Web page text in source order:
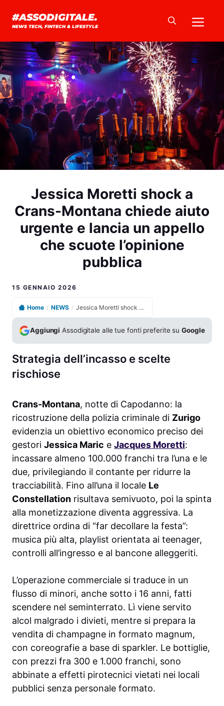
#ASSODIGITALE.
NEWS TECH, FINTECH & LIFESTYLE
Jessica Moretti shock a
Crans-Montana chiede aiuto
urgente e lancia un appello
che scuote l’opinione
pubblica
15 GENNAIO 2026
Home / NEWS / Jessica Moretti shock a Crans-Montana chiede aiuto urgente e lancia un appello che scuote l’opinione pubblica
Aggiungi Assodigitale alle tue fonti preferite suGoogle
Strategia dell’incasso e scelte
rischiose
Crans-Montana, notte di Capodanno: la
ricostruzione della polizia criminale di Zurigo
evidenzia un obiettivo economico preciso dei
gestori Jessica Maric e Jacques Moretti:
incassare almeno 100.000 franchi tra l’una e le
due, privilegiando il contante per ridurre la
tracciabilità. Fino all’una il locale Le
Constellation risultava semivuoto, poi la spinta
alla monetizzazione diventa aggressiva. La
direttrice ordina di “far decollare la festa”:
musica più alta, playlist orientata ai teenager,
controlli all’ingresso e al bancone alleggeriti.
L’operazione commerciale si traduce in un
flusso di minori, anche sotto i 16 anni, fatti
scendere nel seminterrato. Lì viene servito
alcol malgrado i divieti, mentre si prepara la
vendita di champagne in formato magnum,
con coreografie a base di sparkler. Le bottiglie,
con prezzi fra 300 e 1.000 franchi, sono
abbinate a effetti pirotecnici vietati nei locali
pubblici senza personale formato.